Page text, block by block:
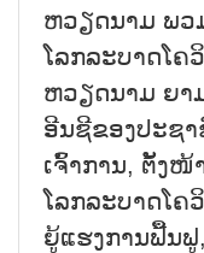
ຫວຽດນາມ ພວ
ໂລກລະບາດໂຄ
ຫວຽດນາມ ຍາ
ອີນຊີຂອງປະຊ
ເຈົ້າການ, ຕັ້ງໜ້
ໂລກລະບາດໂຄ
ຍູ້ແຮງການຟື້ນ